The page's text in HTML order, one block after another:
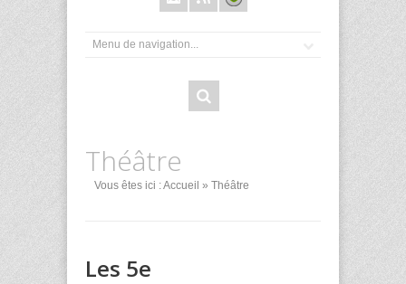
Théâtre
Vous êtes ici :Accueil » Théâtre
Les 5e